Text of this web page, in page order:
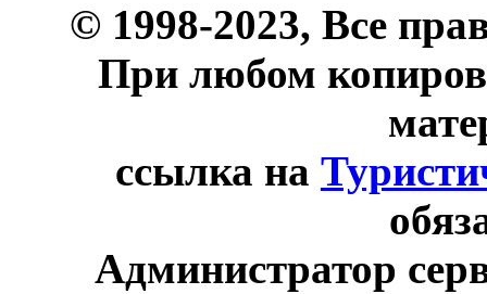
© 1998-2023, Все
При любом
ссылка на
Администратор